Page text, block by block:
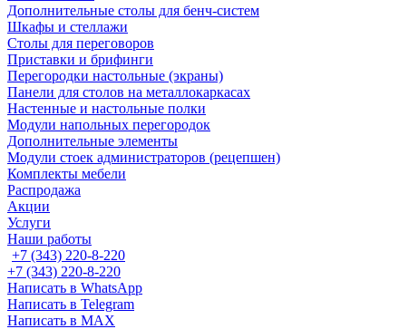
Дополнительные столы для бенч-систем
Шкафы и стеллажи
Столы для переговоров
Приставки и брифинги
Перегородки настольные (экраны)
Панели для столов на металлокаркасах
Настенные и настольные полки
Модули напольных перегородок
Дополнительные элементы
Модули стоек администраторов (рецепшен)
Комплекты мебели
Распродажа
Акции
Услуги
Наши работы
+7 (343) 220-8-220
+7 (343) 220-8-220
Написать в WhatsApp
Написать в Telegram
Написать в MAX